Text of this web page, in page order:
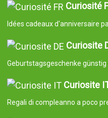
Curiosité
Idées cadeaux d'anniversaire
Curiosite
Geburtstagsgeschenke
Curiosite
Regali di compleanno a poco